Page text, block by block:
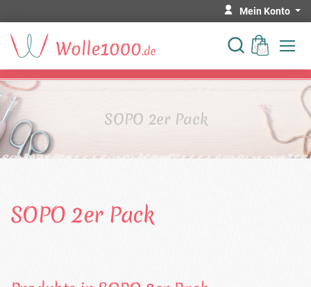
Mein Konto
SOPO 2er Pack
SOPO 2er Pack